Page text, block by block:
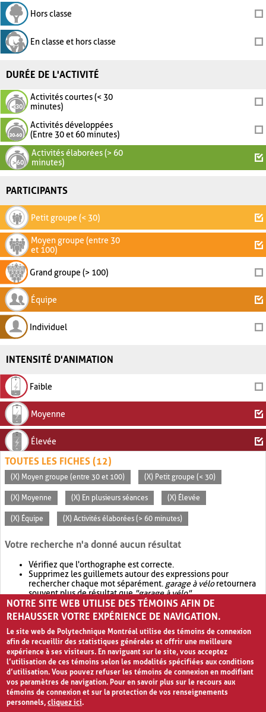
Hors classe
En classe et hors classe
DURÉE DE L'ACTIVITÉ
Activités courtes (< 30
minutes)
Activités développées
(Entre 30 et 60 minutes)
Activités élaborées (> 60
minutes)
PARTICIPANTS
Petit groupe (< 30)
Moyen groupe (entre 30
et 100)
Grand groupe (> 100)
Équipe
Individuel
INTENSITÉ D'ANIMATION
Faible
Moyenne
Élevée
TOUTES LES FICHES (12)
(X) Moyen groupe (entre 30 et 100) (X) Petit groupe (< 30)
(X) Moyenne (X) En plusieurs séances (X) Élevée
(X) Équipe (X) Activités élaborées (> 60 minutes)
Votre recherche n'a donné aucun résultat
Vérifiez que l'orthographe est correcte.
Supprimez les guillemets autour des expressions pour
rechercher chaque mot séparément. garage à véloretournera
souvent plus de résultat que"garage à vélo".
Envisagez d'élargir votre recherche avec OR.garage OR vélo
retournera souvent plus de résultat quegarage à vélo
NOTRE SITE WEB UTILISE DES TÉMOINS AFIN DE
REHAUSSER VOTRE EXPÉRIENCE DE NAVIGATION.
Le site web de Polytechnique Montréal utilise des témoins de connexion
afin de recueillir des statistiques générales et offrir une meilleure
expérience à ses visiteurs. En naviguant sur le site, vous acceptez
l’utilisation de ces témoins selon les modalités spécifiées aux conditions
d’utilisation. Vous pouvez refuser les témoins de connexion en modifiant
vos paramètres de navigation. Pour en savoir plus sur le recours aux
témoins de connexion et sur la protection de vos renseignements
personnels,cliquez ici.